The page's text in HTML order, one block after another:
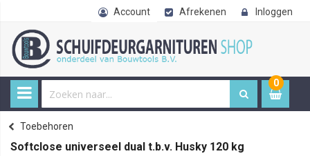
Account Afrekenen Inloggen
0
item
Home
Toebehoren
Softclose universeel dual t.b.v. Husky 120 kg